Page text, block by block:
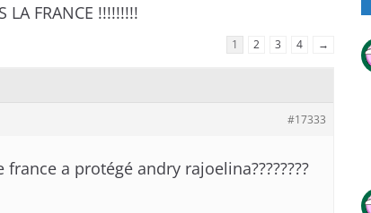
LA FRANCE !!!!!!!!!
1 2 3 4 →
#17333
a protégé andry rajoelina????????